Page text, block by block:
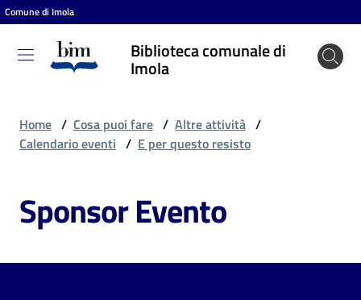
Vai al contenuto
Vai alla navigazione
Vai al footer
Comune di Imola
Biblioteca comunale di
Imola
Biblioteca
comunale
puoi
Home / Cosa puoi fare / Altre attività /
Calendario eventi / E per questo resisto
Sponsor Evento